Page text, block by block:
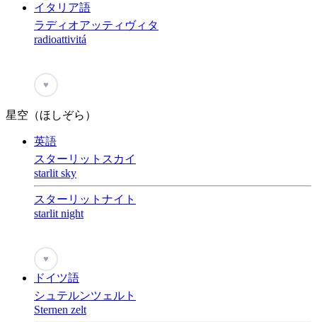
イタリア語
ラディオアッティヴィタ
radioattivitá
♥
星空（ほしぞら）
英語
スターリットスカイ
starlit sky
スターリットナイト
starlit night
♥
ドイツ語
シュテルンツェルト
Sternen zelt